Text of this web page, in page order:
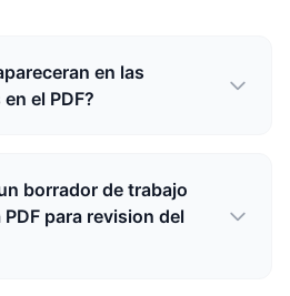
en las
el PDF?
borrador de trabajo
para revision del